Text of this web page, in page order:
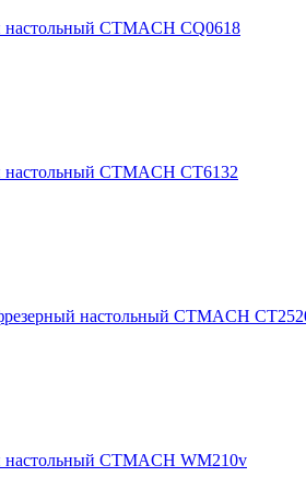
настольный CTMACH CQ0618
настольный CTMACH CT6132
настольный CTMACH
настольный CTMACH WM210v